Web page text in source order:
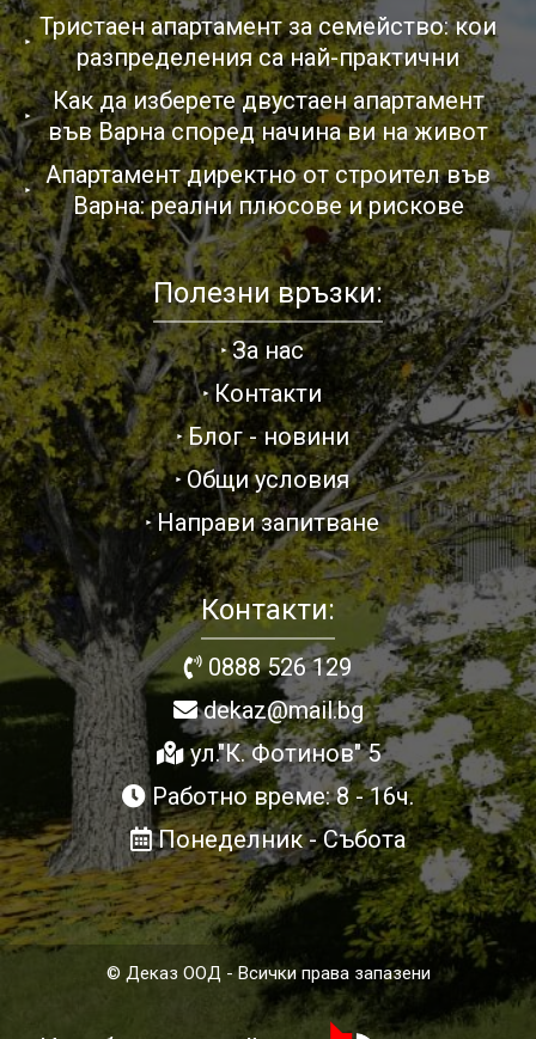
Тристаен апартамент за семейство: кои
разпределения са най-практични
Как да изберете двустаен апартамент
във Варна според начина ви на живот
Апартамент директно от строител във
Варна: реални плюсове и рискове
Полезни връзки:
За нас
Контакти
Блог - новини
Общи условия
Направи запитване
Контакти:
0888 526 129
dekaz@mail.bg
ул."К. Фотинов" 5
Работно време: 8 - 16ч.
Понеделник - Събота
© Деказ ООД - Всички права запазени